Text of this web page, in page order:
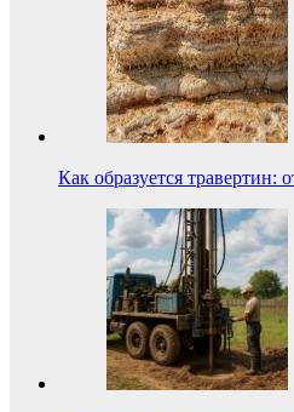
Как образуется травертин: